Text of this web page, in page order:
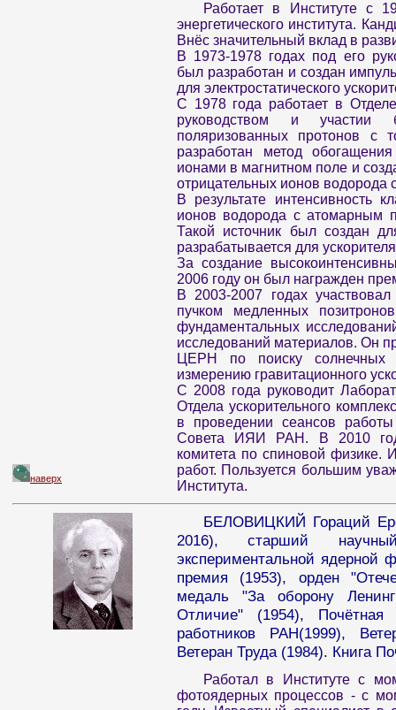
Работает в Институте с
энергетического института.
Внёс значительный вклад в
В 1973-1978 годах под его
был разработан и создан
для электростатического
С 1978 года работает в
руководством и участии
поляризованных протонов с
разработан метод
ионами в магнитном поле и
отрицательных ионов водорода
В результате интенсивность
ионов водорода с атомарным
Такой источник был создан
разрабатывается для
За создание
2006 году он был награжден
В 2003-2007 годах
пучком медленных
фундаментальных
исследований материалов. Он
ЦЕРН по поиску солнечных
измерению гравитационного
С 2008 года руководит
Отдела ускорительного
в проведении сеансов
Совета ИЯИ РАН. В 2010
комитета по спиновой физике.
работ. Пользуется большим
Института.
наверх
БЕЛОВИЦКИЙ Гораций
2016), старший
экспериментальной ядерной
премия (1953), орден
медаль "За оборону
Отличие" (1954),
работников РАН(1999),
Ветеран Труда (1984). Книга
Работал в Институте с
фотоядерных процессов - с